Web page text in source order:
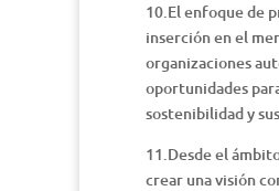
10.El enfoque de
inserción en el
organizaciones
oportunidades
sostenibilidad y
11.Desde el
crear una visión